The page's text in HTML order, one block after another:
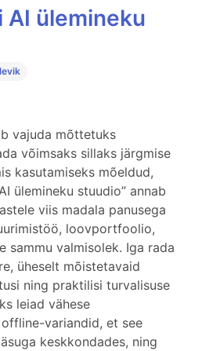
AI ülemineku
vajuda mõttetuks
võimsaks sillaks järgmise
kasutamiseks mõeldud,
ülemineku stuudio” annab
viis madala panusega
loovportfoolio,
sammu valmisolek. Iga rada
üheselt mõistetavaid
ning praktilisi turvalisuse
leiad vähese
variandid, et see
keskkondades, ning